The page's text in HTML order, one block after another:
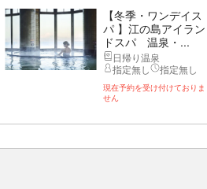
【冬季・ワンデイス
パ 】江の島アイラン
ドスパ 温泉・...
日帰り温泉
指定無し
指定無し
現在予約を受け付けておりま
せん